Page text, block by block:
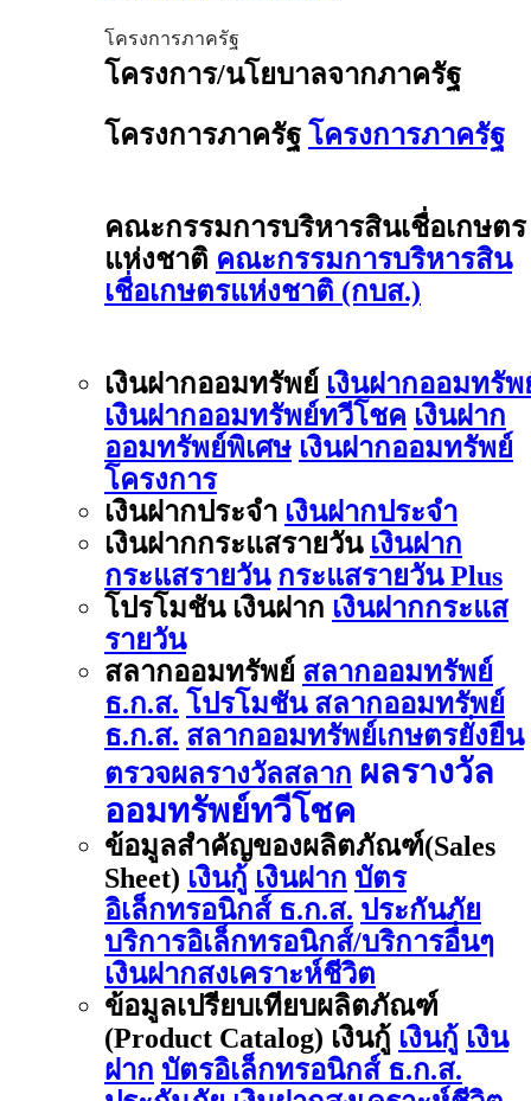
โครงการภาครัฐ
โครงการ/นโยบาลจากภาครัฐ
โครงการภาครัฐ โครงการภาครัฐ
คณะกรรมการบริหารสินเชื่อเกษตร
แห่งชาติ คณะกรรมการบริหารสิน
เชื่อเกษตรแห่งชาติ (กบส.)
เงินฝากออมทรัพย์ เงินฝากออมทรัพ
เงินฝากออมทรัพย์ทวีโชค เงินฝาก
ออมทรัพย์พิเศษ เงินฝากออมทรัพย์
โครงการ
เงินฝากประจำ เงินฝากประจำ
เงินฝากกระแสรายวัน เงินฝาก
กระแสรายวัน กระแสรายวัน Plus
โปรโมชัน เงินฝาก เงินฝากกระแส
รายวัน
สลากออมทรัพย์ สลากออมทรัพย์
ธ.ก.ส. โปรโมชัน สลากออมทรัพย์
ธ.ก.ส. สลากออมทรัพย์เกษตรยั่งยืน
ตรวจผลรางวัลสลาก ผลรางวัล
ออมทรัพย์ทวีโชค
ข้อมูลสำคัญของผลิตภัณฑ์(Sales
Sheet) เงินกู้ เงินฝาก บัตร
อิเล็กทรอนิกส์ ธ.ก.ส. ประกันภัย
บริการอิเล็กทรอนิกส์/บริการอื่นๆ
เงินฝากสงเคราะห์ชีวิต
ข้อมูลเปรียบเทียบผลิตภัณฑ์
(Product Catalog) เงินกู้ เงินกู้ เงิน
ฝาก บัตรอิเล็กทรอนิกส์ ธ.ก.ส.